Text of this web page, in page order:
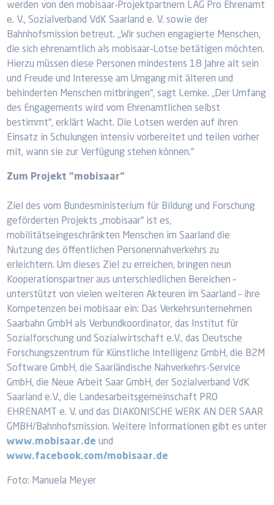
werden von den mobisaar-Projektpartnern LAG Pro Ehrenamt
e. V., Sozialverband VdK Saarland e. V. sowie der
Bahnhofsmission betreut. „Wir suchen engagierte Menschen,
die sich ehrenamtlich als mobisaar-Lotse betätigen möchten.
Hierzu müssen diese Personen mindestens 18 Jahre alt sein
und Freude und Interesse am Umgang mit älteren und
behinderten Menschen mitbringen“, sagt Lemke. „Der Umfang
des Engagements wird vom Ehrenamtlichen selbst
bestimmt“, erklärt Wacht. Die Lotsen werden auf ihren
Einsatz in Schulungen intensiv vorbereitet und teilen vorher
mit, wann sie zur Verfügung stehen können.“
Zum Projekt “mobisaar“
Ziel des vom Bundesministerium für Bildung und Forschung
geförderten Projekts „mobisaar“ ist es,
mobilitätseingeschränkten Menschen im Saarland die
Nutzung des öffentlichen Personennahverkehrs zu
erleichtern. Um dieses Ziel zu erreichen, bringen neun
Kooperationspartner aus unterschiedlichen Bereichen –
unterstützt von vielen weiteren Akteuren im Saarland – ihre
Kompetenzen bei mobisaar ein: Das Verkehrsunternehmen
Saarbahn GmbH als Verbundkoordinator, das Institut für
Sozialforschung und Sozialwirtschaft e.V., das Deutsche
Forschungszentrum für Künstliche Intelligenz GmbH, die B2M
Software GmbH, die Saarländische Nahverkehrs-Service
GmbH, die Neue Arbeit Saar GmbH, der Sozialverband VdK
Saarland e.V., die Landesarbeitsgemeinschaft PRO
EHRENAMT e. V. und das DIAKONISCHE WERK AN DER SAAR
GMBH/Bahnhofsmission. Weitere Informationen gibt es unter
www.mobisaar.de und
www.facebook.com/mobisaar.de
Foto: Manuela Meyer